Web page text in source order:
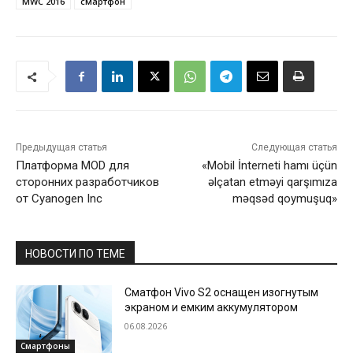
Предыдущая статья
Платформа MOD для
сторонних разработчиков
от Cyanogen Inc
Следующая статья
«Mobil İnterneti hamı üçün
əlçatan etməyi qarşımıza
məqsəd qoymuşuq»
НОВОСТИ ПО ТЕМЕ
Смартфоны
Сматфон Vivo S2 оснащен изогнутым
экраном и емким аккумулятором
06.08.2026